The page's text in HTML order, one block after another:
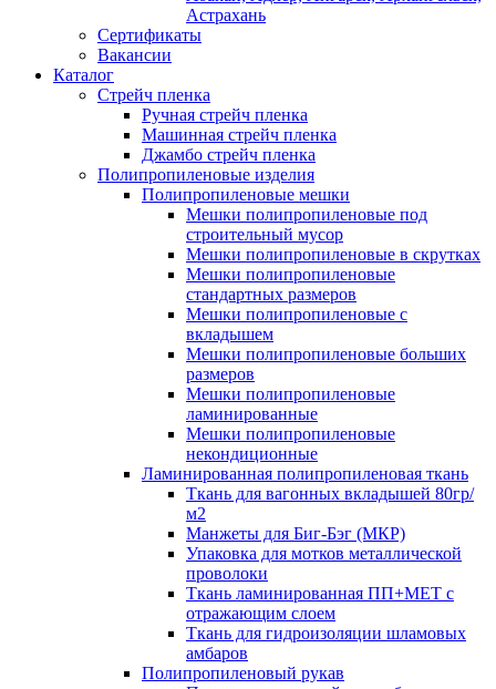
Астрахань
Сертификаты
Вакансии
Каталог
Стрейч пленка
Ручная стрейч пленка
Машинная стрейч пленка
Джамбо стрейч пленка
Полипропиленовые изделия
Полипропиленовые мешки
Мешки полипропиленовые под
строительный мусор
Мешки полипропиленовые в скрутках
Мешки полипропиленовые
стандартных размеров
Мешки полипропиленовые с
вкладышем
Мешки полипропиленовые больших
размеров
Мешки полипропиленовые
ламинированные
Мешки полипропиленовые
некондиционные
Ламинированная полипропиленовая ткань
Ткань для вагонных вкладышей 80гр/
м2
Манжеты для Биг-Бэг (МКР)
Упаковка для мотков металлической
проволоки
Ткань ламинированная ПП+МЕТ с
отражающим слоем
Ткань для гидроизоляции шламовых
амбаров
Полипропиленовый рукав